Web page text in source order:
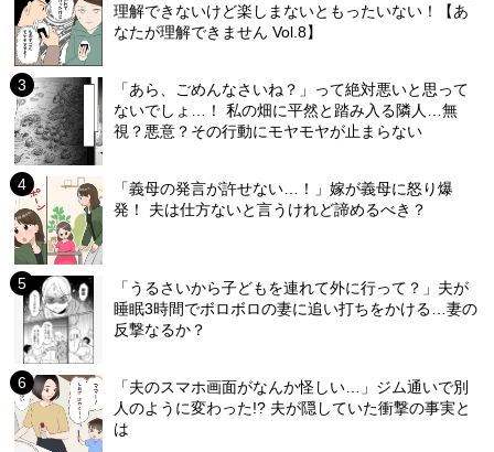
理解できないけど楽しまないともったいない！【あ
なたが理解できません Vol.8】
「あら、ごめんなさいね？」って絶対悪いと思って
ないでしょ…！ 私の畑に平然と踏み入る隣人…無
視？悪意？その行動にモヤモヤが止まらない
「義母の発言が許せない…！」嫁が義母に怒り爆
発！ 夫は仕方ないと言うけれど諦めるべき？
「うるさいから子どもを連れて外に行って？」夫が
睡眠3時間でボロボロの妻に追い打ちをかける…妻の
反撃なるか？
「夫のスマホ画面がなんか怪しい…」ジム通いで別
人のように変わった!? 夫が隠していた衝撃の事実と
は